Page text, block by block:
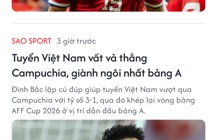
SAO SPORT 3 giờ trước
Tuyển Việt Nam vất vả thắng
Campuchia, giành ngôi nhất bảng A
Đình Bắc lập cú đúp giúp tuyển Việt Nam vượt qua
Campuchia với tỷ số 3-1, qua đó khép lại vòng bảng
AFF Cup 2026 ở vị trí dẫn đầu bảng A.